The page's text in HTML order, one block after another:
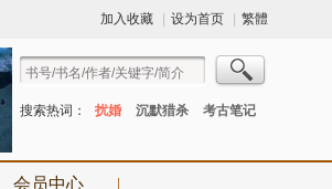
加入收藏 设为首页 繁體
搜索热词： 扰婚 沉默猎杀 考古笔记
会员中心 |